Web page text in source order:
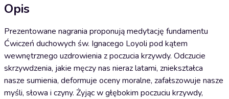
Opis
Prezentowane nagrania proponują medytację fundamentu
Ćwiczeń duchowych św. Ignacego Loyoli pod kątem
wewnętrznego uzdrowienia z poczucia krzywdy. Odczucie
skrzywdzenia, jakie męczy nas nieraz latami, zniekształca
nasze sumienia, deformuje oceny moralne, zafałszowuje nasze
myśli, słowa i czyny. Żyjąc w głębokim poczuciu krzywdy,